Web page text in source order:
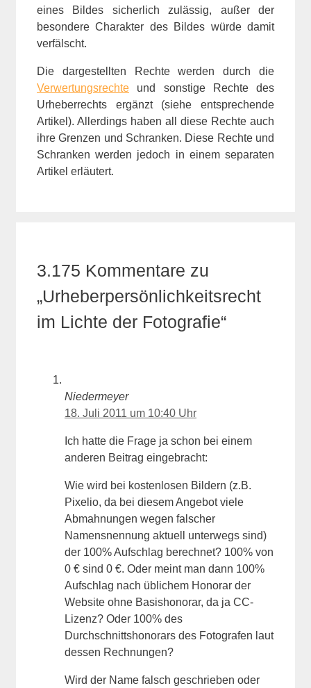
eines Bildes sicherlich zulässig, außer der
besondere Charakter des Bildes würde damit
verfälscht.
Die dargestellten Rechte werden durch die
Verwertungsrechte und sonstige Rechte des
Urheberrechts ergänzt (siehe entsprechende
Artikel). Allerdings haben all diese Rechte auch
ihre Grenzen und Schranken. Diese Rechte und
Schranken werden jedoch in einem separaten
Artikel erläutert.
3.175 Kommentare zu
„Urheberpersönlichkeitsrecht
im Lichte der Fotografie“
Niedermeyer
18. Juli 2011 um 10:40 Uhr
Ich hatte die Frage ja schon bei einem
anderen Beitrag eingebracht:
Wie wird bei kostenlosen Bildern (z.B.
Pixelio, da bei diesem Angebot viele
Abmahnungen wegen falscher
Namensnennung aktuell unterwegs sind)
der 100% Aufschlag berechnet? 100% von
0 € sind 0 €. Oder meint man dann 100%
Aufschlag nach üblichem Honorar der
Website ohne Basishonorar, da ja CC-
Lizenz? Oder 100% des
Durchschnittshonorars des Fotografen laut
dessen Rechnungen?
Wird der Name falsch geschrieben oder